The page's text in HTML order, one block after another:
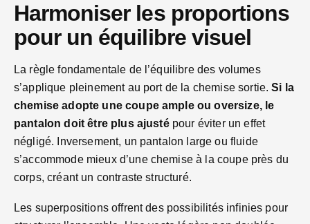
Harmoniser les proportions
pour un équilibre visuel
La règle fondamentale de l’équilibre des volumes
s’applique pleinement au port de la chemise sortie.Si la
chemise adopte une coupe ample ou oversize, le
pantalon doit être plus ajustépour éviter un effet
négligé. Inversement, un pantalon large ou fluide
s’accommode mieux d’une chemise à la coupe près du
corps, créant un contraste structuré.
Les superpositions offrent des possibilités infinies pour